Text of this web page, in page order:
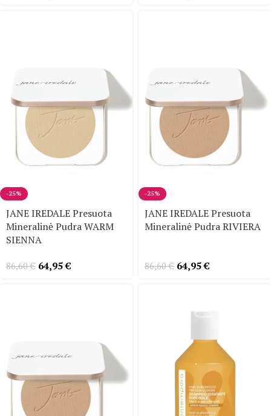
-25%
JANE IREDALE Presuota
Mineralinė Pudra WARM
SIENNA
86,60€ 64,95€
-25%
JANE IREDALE Presuota
Mineralinė Pudra RIVIERA
86,60€ 64,95€